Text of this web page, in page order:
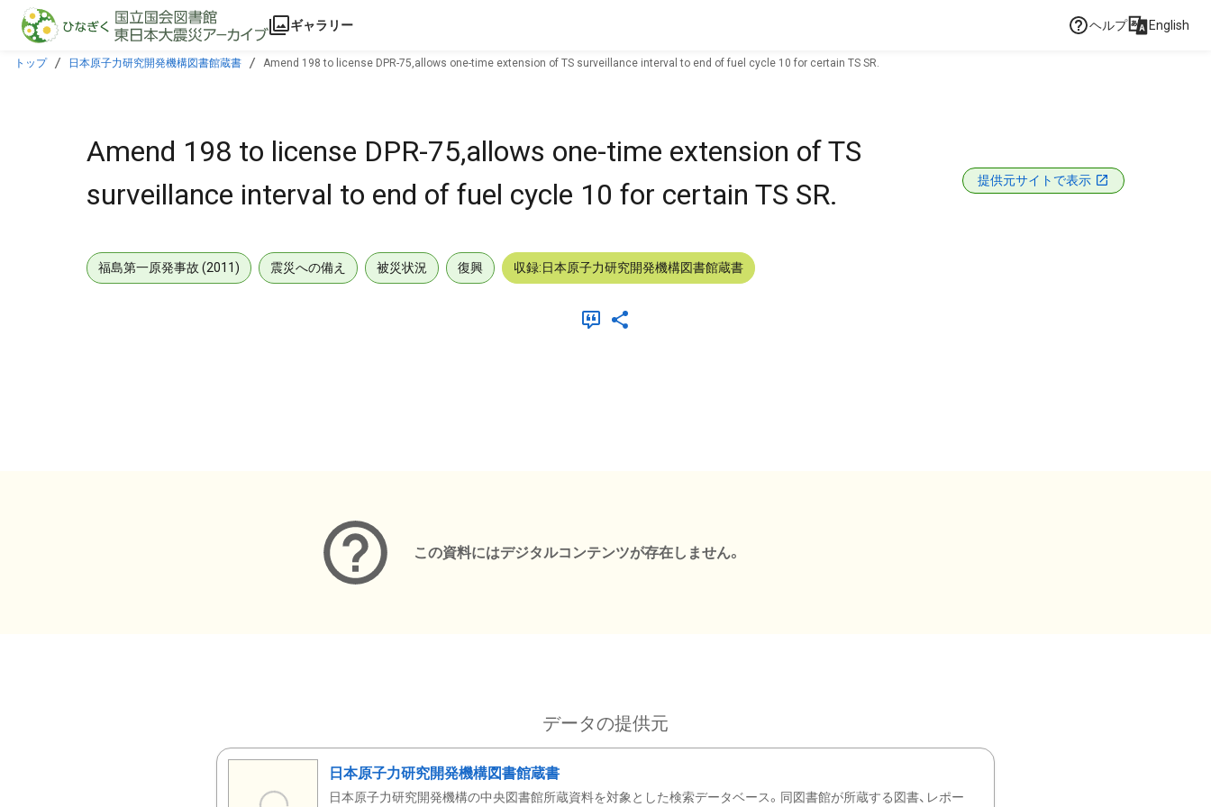
本文に飛ぶ
ギャラリー ヘルプ English
トップ 日本原子力研究開発機構図書館蔵書 Amend 198 to license DPR-75,allows one-time extension of TS surveillance interval to end of fuel cycle 10 for certain TS SR.
Amend 198 to license DPR-75,allows one-time extension of TS
surveillance interval to end of fuel cycle 10 for certain TS SR.
提供元サイトで表示
福島第一原発事故 (2011) 震災への備え 被災状況 復興 収録:日本原子力研究開発機構図書館蔵書
この資料にはデジタルコンテンツが存在しません。
データの提供元
日本原子力研究開発機構図書館蔵書
日本原子力研究開発機構の中央図書館所蔵資料を対象とした検索データベース。同図書館が所蔵する図書、レポー